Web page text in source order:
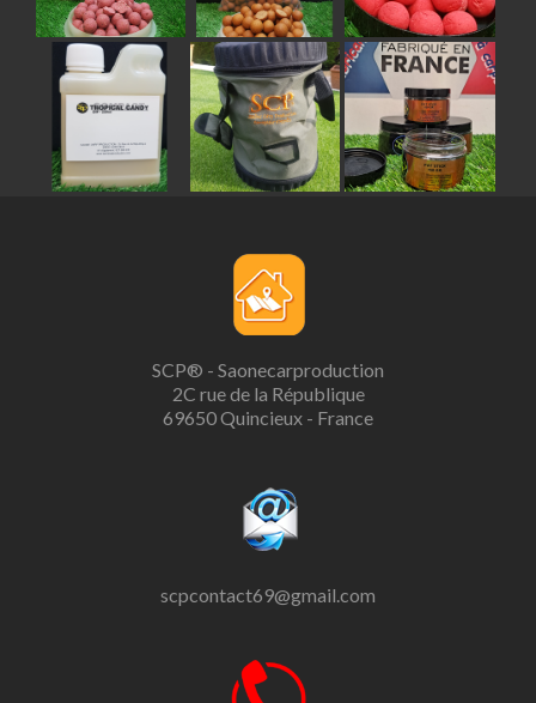
SCP® - Saonecarproduction
2C rue de la République
69650 Quincieux - France
scpcontact69@gmail.com